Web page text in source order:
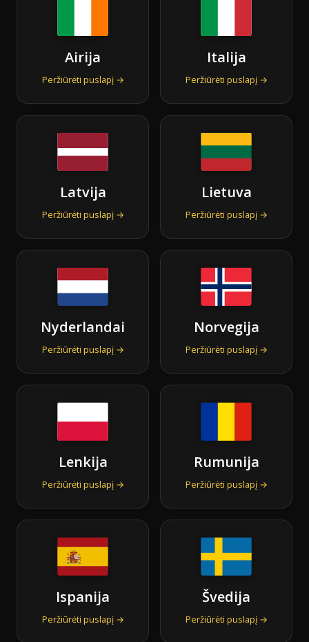
Airija
Peržiūrėti puslapį →
Italija
Peržiūrėti puslapį →
Latvija
Peržiūrėti puslapį →
Lietuva
Peržiūrėti puslapį →
Nyderlandai
Peržiūrėti puslapį →
Norvegija
Peržiūrėti puslapį →
Lenkija
Peržiūrėti puslapį →
Rumunija
Peržiūrėti puslapį →
Ispanija
Peržiūrėti puslapį →
Švedija
Peržiūrėti puslapį →